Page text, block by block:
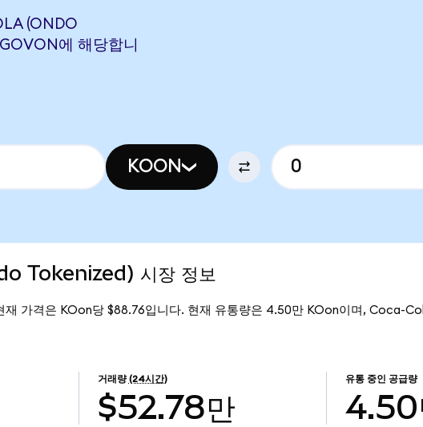
(ONDO
에 해당합니
KOON
Tokenized) 시장 정보
가격은 KOon당 $88.76입니다. 현재 유통량은 4.50만 KOon이며, Coca-
거래량 (24시간)
$52.78만
유통 중인 공급량
4.50